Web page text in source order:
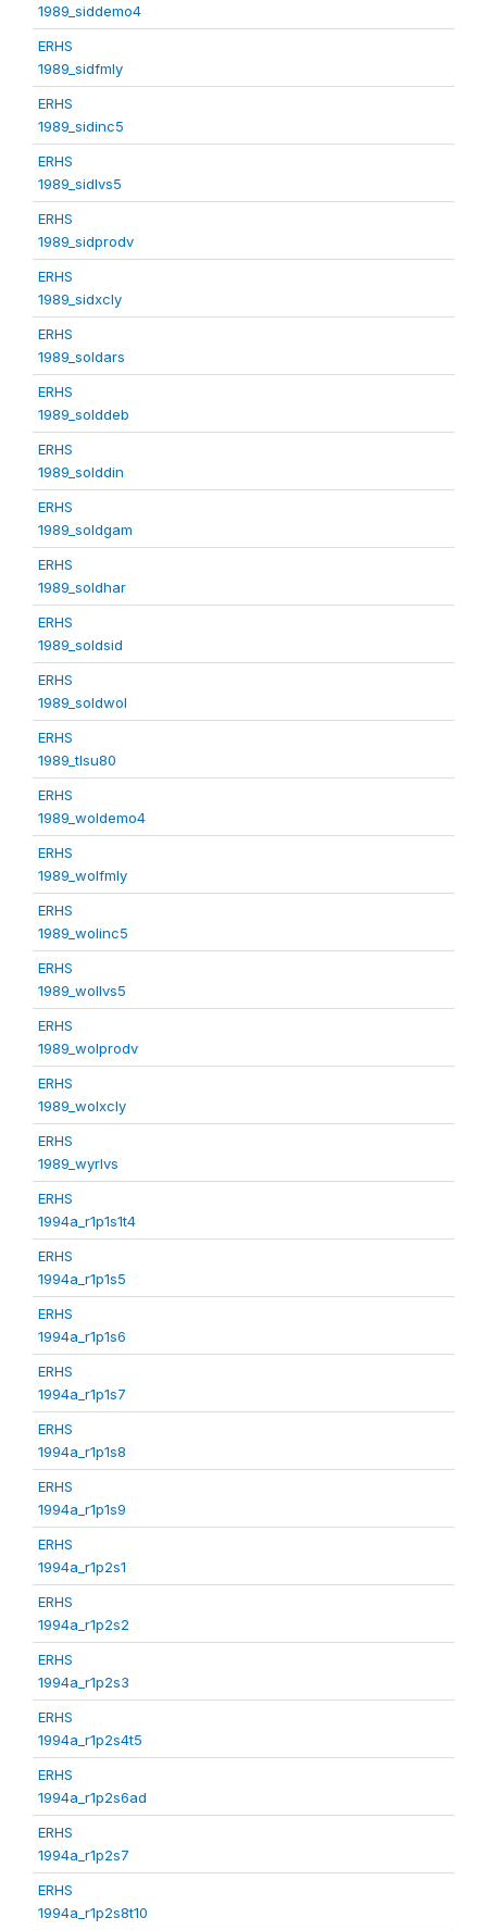
1989_siddemo4
ERHS
1989_sidfmly
ERHS
1989_sidinc5
ERHS
1989_sidlvs5
ERHS
1989_sidprodv
ERHS
1989_sidxcly
ERHS
1989_soldars
ERHS
1989_solddeb
ERHS
1989_solddin
ERHS
1989_soldgam
ERHS
1989_soldhar
ERHS
1989_soldsid
ERHS
1989_soldwol
ERHS
1989_tlsu80
ERHS
1989_woldemo4
ERHS
1989_wolfmly
ERHS
1989_wolinc5
ERHS
1989_wollvs5
ERHS
1989_wolprodv
ERHS
1989_wolxcly
ERHS
1989_wyrlvs
ERHS
1994a_r1p1s1t4
ERHS
1994a_r1p1s5
ERHS
1994a_r1p1s6
ERHS
1994a_r1p1s7
ERHS
1994a_r1p1s8
ERHS
1994a_r1p1s9
ERHS
1994a_r1p2s1
ERHS
1994a_r1p2s2
ERHS
1994a_r1p2s3
ERHS
1994a_r1p2s4t5
ERHS
1994a_r1p2s6ad
ERHS
1994a_r1p2s7
ERHS
1994a_r1p2s8t10